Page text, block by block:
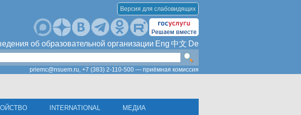
Версия для слабовидящих
об образовательной организации Eng 中文 De
priemc@nsuem.ru, +7 (383) 2-110-500 — приёмная комиссия
INTERNATIONAL МЕДИА